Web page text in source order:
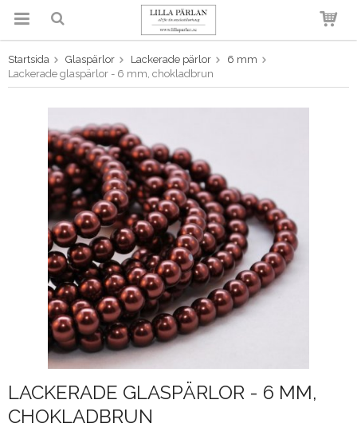
Produkten har blivit tillagd i
varukorgen
Startsida Glaspärlor Lackerade pärlor
6 mm
Lackerade glaspärlor - 6 mm, chokladbrun
LACKERADE GLASPÄRLOR - 6 MM,
CHOKLADBRUN